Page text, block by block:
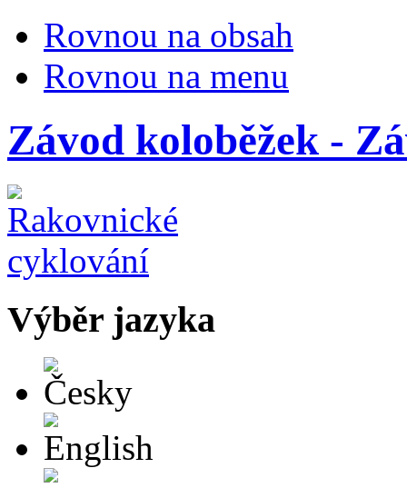
Rovnou na obsah
Rovnou na menu
Závod koloběžek -
Výběr jazyka